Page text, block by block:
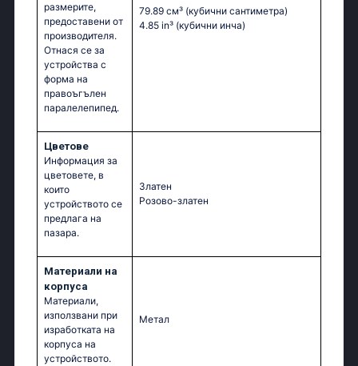
размерите,
предоставени от
производителя.
Отнася се за
устройства с
форма на
правоъгълен
паралелепипед.
79.89 см³ (кубични сантиметра)
4.85 in³ (кубични инча)
Цветове
Информация за
цветовете, в
които
устройството се
предлага на
пазара.
Златен
Розово-златен
Материали на
корпуса
Материали,
използвани при
изработката на
корпуса на
устройството.
Метал